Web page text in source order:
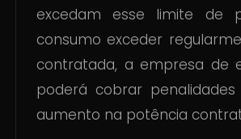
excedam esse limite de
consumo exceder
contratada, a empresa de
poderá cobrar
aumento na potência